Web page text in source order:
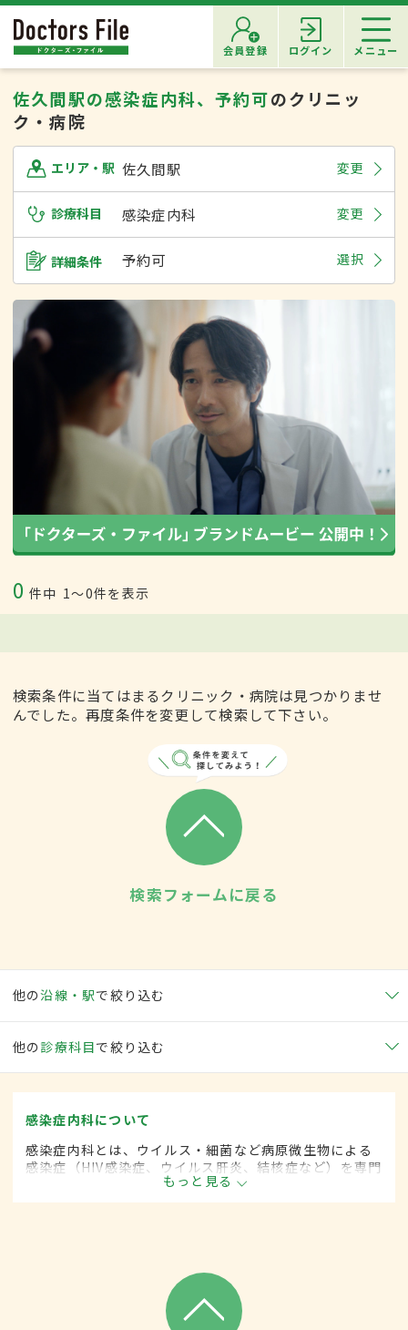
会員登録 ログイン メニュー
佐久間駅の感染症内科、予約可のクリニッ
ク・病院
エリア・駅 佐久間駅 変更
診療科目 感染症内科 変更
詳細条件 予約可 選択
0 件中 1〜0件を表示
検索条件に当てはまるクリニック・病院は見つかりませ
んでした。再度条件を変更して検索して下さい。
検索フォームに戻る
他の沿線・駅で絞り込む
他の 診療科目で絞り込む
感染症内科について
感染症内科とは、ウイルス・細菌など病原微生物による
感染症（HIV感染症、ウイルス肝炎、結核症など）を専門
的に取り扱う内科の一領域です。
もっと見る